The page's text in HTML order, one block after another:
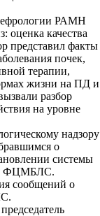
РАМН
оценка качества
представил факты
почек,
терапии,
жизни на ПД и
разбор
на уровне
надзору
о
системы
ФЦМБЛС.
сообщений о